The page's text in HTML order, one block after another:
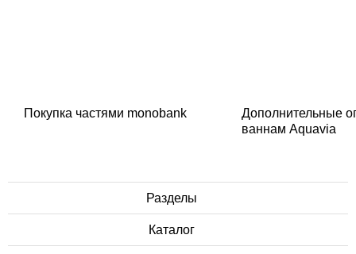
Покупка частями monobank
Дополнительные
ваннам Aquavia
Разделы
Каталог